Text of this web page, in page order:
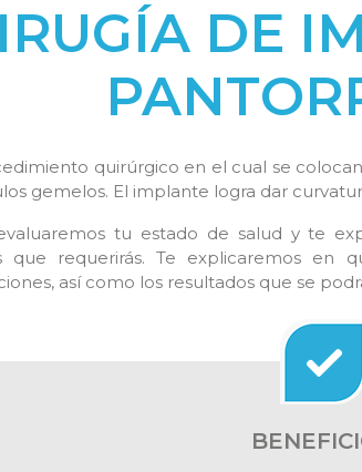
DE
quirúrgico en el cual se
gemelos. El implante logra dar
tu estado de salud y te
que requerirás. Te explicaremos en
así como los resultados que se